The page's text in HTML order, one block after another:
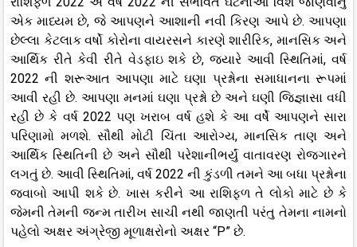
એક માધ્યમ છે, જે આપણને આશાની નવી કિરણ આપે છે. આપણા
છેલ્લા કેટલાક વર્ષો કોરોના વાયરસને કારણે શારીરિક, માનસિક અને
આર્થિક રીતે કેવી રીતે વેડફાઇ શકે છે, જ્યારે આવી સ્થિતિમાં, વર્ષ
2022 ની શરૂઆત આપણા માટે ઘણા પ્રશ્નોના સમાધાનના રૂપમાં
આવી રહી છે. આપણા મનમાં ઘણા પ્રશ્નો છે અને ઘણી જિજ્ઞાસા વધી
રહી છે કે વર્ષ 2022 પણ ખરાબ વર્ષ હશે કે આ વર્ષે આપણને સારા
પરિણામો મળશે. સૌથી મોટી ચિંતા આરોગ્ય, માનસિક તાણ અને
આર્થિક સ્થિતિની છે અને સૌથી પરેશાનીભર્યું વાતાવરણ રોજગારને
લગતું છે. આવી સ્થિતિમાં, વર્ષ 2022 ની કુંડળી તમને આ બધા પ્રશ્નોના
જવાબો આપી શકે છે. ખાસ કરીને આ રાશિફળ તે લોકો માટે છે કે
જેમની તેમની જન્મ તારીખ સાચી નથી જાણતી પરંતુ તેમના નામનો
પહેલો અક્ષર અંગ્રેજી મૂળાક્ષરોનો અક્ષર “P” છે.